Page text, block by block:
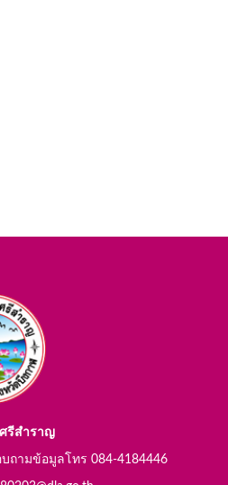
รีสำราญ
ามข้อมูลโทร 084-4184446